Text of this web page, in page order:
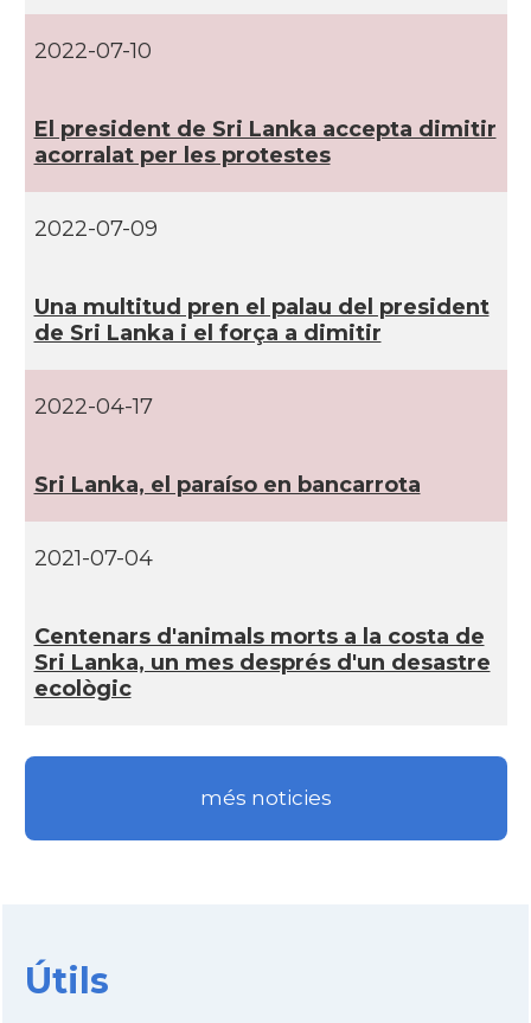
2022-07-10
El president de Sri Lanka accepta dimitir
acorralat per les protestes
2022-07-09
Una multitud pren el palau del president
de Sri Lanka i el força a dimitir
2022-04-17
Sri Lanka, el paraí­so en bancarrota
2021-07-04
Centenars d'animals morts a la costa de
Sri Lanka, un mes després d'un desastre
ecològic
més noticies
Útils